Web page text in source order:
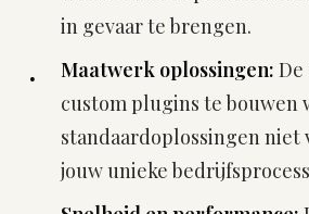
in gevaar te brengen.
Maatwerk oplossingen:
custom plugins te bouwen
standaardoplossingen niet
jouw unieke